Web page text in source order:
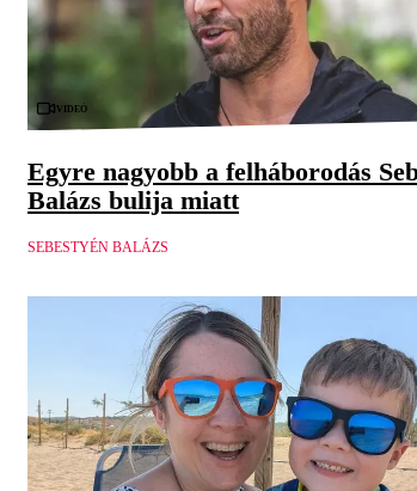
Videó
Egyre nagyobb a felháborodás
Balázs bulija miatt
SEBESTYÉN BALÁZS